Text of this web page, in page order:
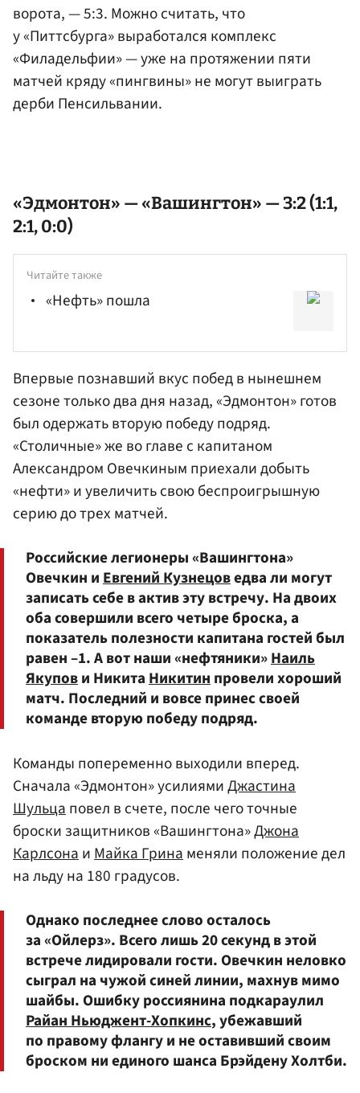
ворота, — 5:3. Можно считать, что
у «Питтсбурга» выработался комплекс
«Филадельфии» — уже на протяжении пяти
матчей кряду «пингвины» не могут выиграть
дерби Пенсильвании.
«Эдмонтон» — «Вашингтон» — 3:2 (1:1,
2:1, 0:0)
Читайте также
«Нефть» пошла
Впервые познавший вкус побед в нынешнем
сезоне только два дня назад, «Эдмонтон» готов
был одержать вторую победу подряд.
«Столичные» же во главе с капитаном
Александром Овечкиным приехали добыть
«нефти» и увеличить свою беспроигрышную
серию до трех матчей.
Российские легионеры «Вашингтона»
Овечкин иЕвгений Кузнецоведва ли могут
записать себе в актив эту встречу. На двоих
оба совершили всего четыре броска, а
показатель полезности капитана гостей был
равен –1. А вот наши «нефтяники»Наиль
Якупови НикитаНикитинпровели хороший
матч. Последний и вовсе принес своей
команде вторую победу подряд.
Команды попеременно выходили вперед.
Сначала «Эдмонтон» усилиямиДжастина
Шульцаповел в счете, после чего точные
броски защитников «Вашингтона»Джона
КарлсонаиМайка Гринаменяли положение дел
на льду на 180 градусов.
Однако последнее слово осталось
за «Ойлерз». Всего лишь 20 секунд в этой
встрече лидировали гости. Овечкин неловко
сыграл на чужой синей линии, махнув мимо
шайбы. Ошибку россиянина подкараулил
Райан Ньюджент-Хопкинс, убежавший
по правому флангу и не оставивший своим
броском ни единого шанса Брэйдену Холтби.